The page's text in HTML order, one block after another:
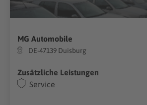
MG Automobile
DE-47139 Duisburg
Zusätzliche Leistungen
Service